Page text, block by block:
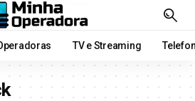
TV e Streaming